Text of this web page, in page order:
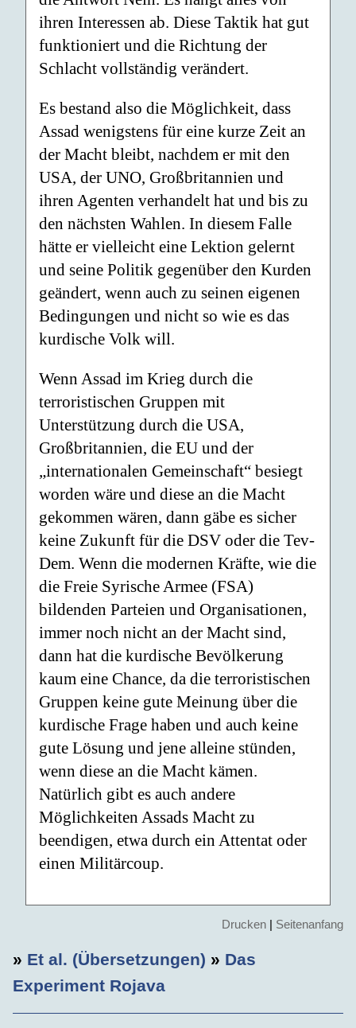
ihren Interessen ab. Diese Taktik hat gut
funktioniert und die Richtung der
Schlacht vollständig verändert.
Es bestand also die Möglichkeit, dass
Assad wenigstens für eine kurze Zeit an
der Macht bleibt, nachdem er mit den
USA, der UNO, Großbritannien und
ihren Agenten verhandelt hat und bis zu
den nächsten Wahlen. In diesem Falle
hätte er vielleicht eine Lektion gelernt
und seine Politik gegenüber den Kurden
geändert, wenn auch zu seinen eigenen
Bedingungen und nicht so wie es das
kurdische Volk will.
Wenn Assad im Krieg durch die
terroristischen Gruppen mit
Unterstützung durch die USA,
Großbritannien, die EU und der
„internationalen Gemeinschaft“ besiegt
worden wäre und diese an die Macht
gekommen wären, dann gäbe es sicher
keine Zukunft für die DSV oder die Tev-
Dem. Wenn die modernen Kräfte, wie die
die Freie Syrische Armee (FSA)
bildenden Parteien und Organisationen,
immer noch nicht an der Macht sind,
dann hat die kurdische Bevölkerung
kaum eine Chance, da die terroristischen
Gruppen keine gute Meinung über die
kurdische Frage haben und auch keine
gute Lösung und jene alleine stünden,
wenn diese an die Macht kämen.
Natürlich gibt es auch andere
Möglichkeiten Assads Macht zu
beendigen, etwa durch ein Attentat oder
einen Militärcoup.
Drucken | Seitenanfang
» Et al. (Übersetzungen) » Das
Experiment Rojava